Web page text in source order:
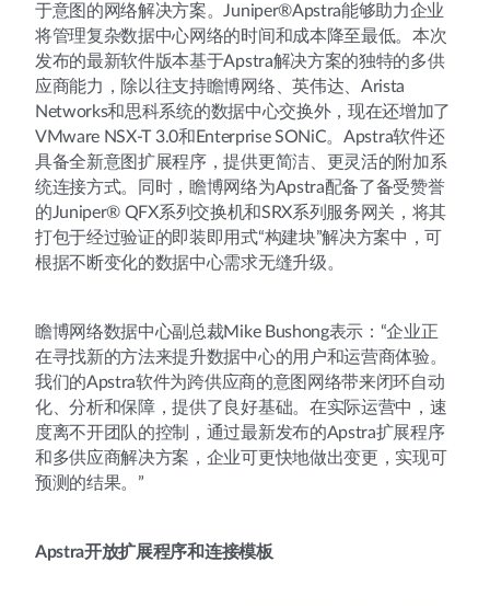
于意图的网络解决方案。Juniper®Apstra能够助力企业
将管理复杂数据中心网络的时间和成本降至最低。本次
发布的最新软件版本基于Apstra解决方案的独特的多供
应商能力，除以往支持瞻博网络、英伟达、Arista
Networks和思科系统的数据中心交换外，现在还增加了
VMware NSX-T 3.0和Enterprise SONiC。Apstra软件还
具备全新意图扩展程序，提供更简洁、更灵活的附加系
统连接方式。同时，瞻博网络为Apstra配备了备受赞誉
的Juniper® QFX系列交换机和SRX系列服务网关，将其
打包于经过验证的即装即用式“构建块”解决方案中，可
根据不断变化的数据中心需求无缝升级。
瞻博网络数据中心副总裁Mike Bushong表示：“企业正
在寻找新的方法来提升数据中心的用户和运营商体验。
我们的Apstra软件为跨供应商的意图网络带来闭环自动
化、分析和保障，提供了良好基础。在实际运营中，速
度离不开团队的控制，通过最新发布的Apstra扩展程序
和多供应商解决方案，企业可更快地做出变更，实现可
预测的结果。”
Apstra开放扩展程序和连接模板